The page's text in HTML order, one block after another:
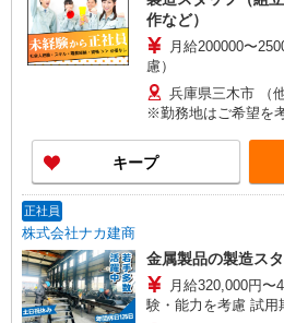
作など）
月給200000〜
慮）
兵庫県三木市 （
※勤務地はご希望を
し）
キープ
正社員
株式会社ナカ建商
金属製品の製造ス
月給320,000円
験・能